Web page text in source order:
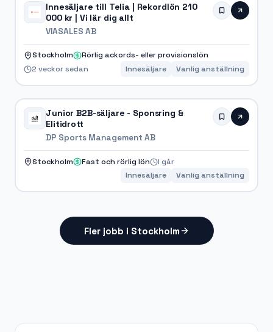
Innesäljare till Telia | Rekordlön 210
000 kr | Vi lär dig allt
VIASALES AB
Stockholm
Rörlig ackords- eller provisionslön
2 veckor sedan
Innesäljare Vanlig anställning
Junior B2B-säljare - Sponsring &
Elitidrott
DP Sports Management AB
Stockholm Fast och rörlig lön
I går
Innesäljare
Vanlig anställning
Fler jobb i Stockholm